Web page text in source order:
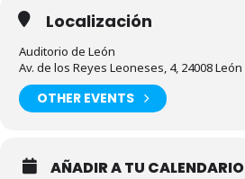
Localización
Auditorio de León
Av. de los Reyes Leoneses, 4, 24008 León
OTHER EVENTS
AÑADIR A TU CALENDARIO